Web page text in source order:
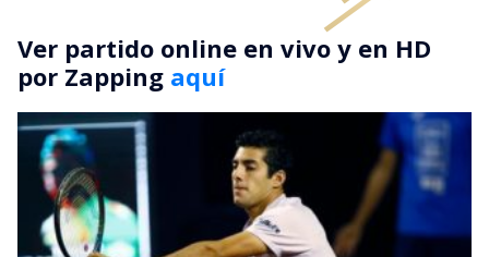
Ver partido online en vivo y en HD
por Zapping aquí